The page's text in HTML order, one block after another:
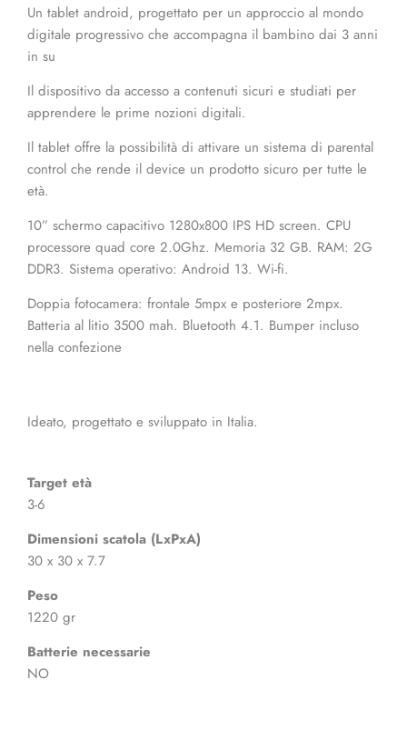
Un tablet android, progettato per un approccio al mondo
digitale progressivo che accompagna il bambino dai 3 anni
in su
Il dispositivo da accesso a contenuti sicuri e studiati per
apprendere le prime nozioni digitali.
Il tablet offre la possibilità di attivare un sistema di parental
control che rende il device un prodotto sicuro per tutte le
età.
10” schermo capacitivo 1280x800 IPS HD screen. CPU
processore quad core 2.0Ghz. Memoria 32 GB. RAM: 2G
DDR3. Sistema operativo: Android 13. Wi-fi.
Doppia fotocamera: frontale 5mpx e posteriore 2mpx.
Batteria al litio 3500 mah. Bluetooth 4.1. Bumper incluso
nella confezione
Ideato, progettato e sviluppato in Italia.
Target età
3-6
Dimensioni scatola (LxPxA)
30 x 30 x 7.7
Peso
1220 gr
Batterie necessarie
NO